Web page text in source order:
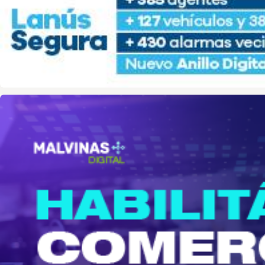
malvinas